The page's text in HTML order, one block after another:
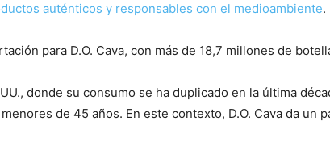
auténticos y responsables con el medioambiente.
para D.O. Cava, con más de 18,7 millones de
donde su consumo se ha duplicado en la última
de 45 años. En este contexto, D.O. Cava da un